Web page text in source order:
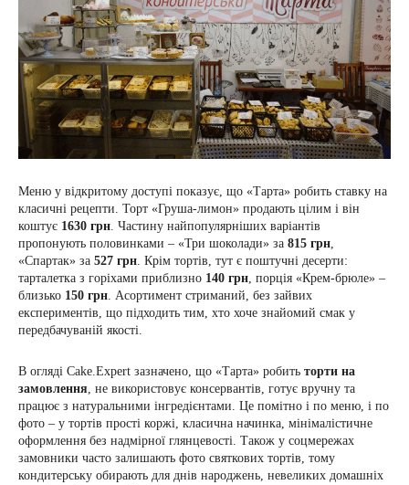
Меню у відкритому доступі показує, що «Тарта» робить ставку на
класичні рецепти. Торт «Груша-лимон» продають цілим і він
коштує 1630 грн. Частину найпопулярніших варіантів
пропонують половинками – «Три шоколади» за 815 грн,
«Спартак» за 527 грн. Крім тортів, тут є поштучні десерти:
тарталетка з горіхами приблизно 140 грн, порція «Крем-брюле» –
близько 150 грн. Асортимент стриманий, без зайвих
експериментів, що підходить тим, хто хоче знайомий смак у
передбачуваній якості.
В огляді Cake.Expert зазначено, що «Тарта» робить торти на
замовлення, не використовує консервантів, готує вручну та
працює з натуральними інгредієнтами. Це помітно і по меню, і по
фото – у тортів прості коржі, класична начинка, мінімалістичне
оформлення без надмірної глянцевості. Також у соцмережах
замовники часто залишають фото святкових тортів, тому
кондитерську обирають для днів народжень, невеликих домашніх